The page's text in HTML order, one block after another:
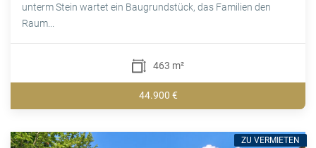
unterm Stein wartet ein Baugrundstück, das Familien den
Raum...
463 m²
44.900 €
ZU VERMIETEN